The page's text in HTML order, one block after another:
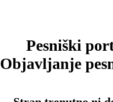
Pesniški
Objavljanje